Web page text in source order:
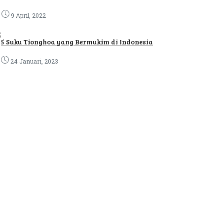
9 April, 2022
5 Suku Tionghoa yang Bermukim di Indonesia
24 Januari, 2023